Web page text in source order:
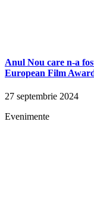
Anul Nou care n-a
European Film
27 septembrie 2024
Evenimente